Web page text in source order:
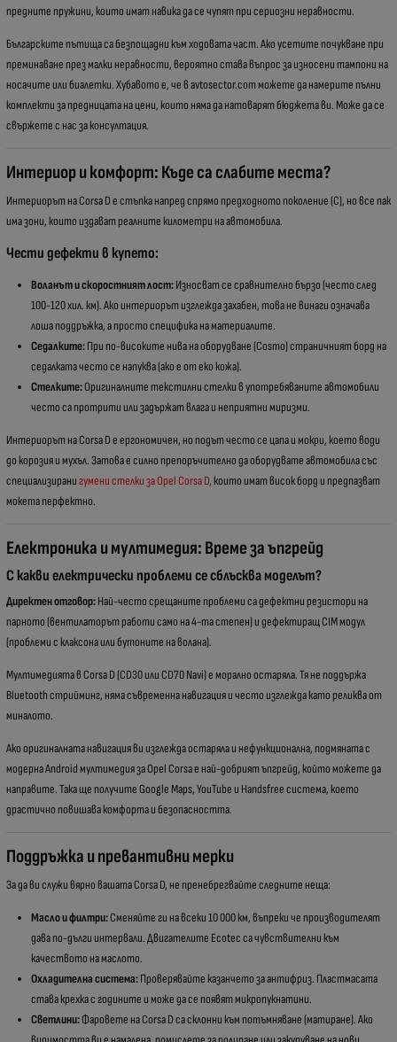
предните пружини, които имат навика да се чупят при сериозни неравности.
Българските пътища са безпощадни към ходовата част. Ако усетите почукване при
преминаване през малки неравности, вероятно става въпрос за износени тампони на
носачите или биалетки. Хубавото е, че в avtosector.com можете да намерите пълни
комплекти за предницата на цени, които няма да натоварят бюджета ви. Може да се
свържете с нас за консултация.
Интериор и комфорт: Къде са слабите места?
Интериорът на Corsa D е стъпка напред спрямо предходното поколение (C), но все пак
има зони, които издават реалните километри на автомобила.
Чести дефекти в купето:
Воланът и скоростният лост:Износват се сравнително бързо (често след
100-120 хил. км). Ако интериорът изглежда захабен, това не винаги означава
лоша поддръжка, а просто специфика на материалите.
Седалките:При по-високите нива на оборудване (Cosmo) страничният борд на
седалката често се напуква (ако е от еко кожа).
Стелките:Оригиналните текстилни стелки в употребяваните автомобили
често са протрити или задържат влага и неприятни миризми.
Интериорът на Corsa D е ергономичен, но подът често се цапа и мокри, което води
до корозия и мухъл. Затова е силно препоръчително да оборудвате автомобила със
специализиранигумени стелки за Opel Corsa D,които имат висок борд и предпазват
мокета перфектно.
Електроника и мултимедия: Време за ъпгрейд
С какви електрически проблеми се сблъсква моделът?
Директен отговор:Най-често срещаните проблеми са дефектни резистори на
парното (вентилаторът работи само на 4-та степен) и дефектиращ CIM модул
(проблеми с клаксона или бутоните на волана).
Мултимедията в Corsa D (CD30 или CD70 Navi) е морално остаряла. Тя не поддържа
Bluetooth стрийминг, няма съвременна навигация и често изглежда като реликва от
миналото.
Ако оригиналната навигация ви изглежда остаряла и нефункционална, подмяната с
модерна Android мултимедия за Opel Corsa е най-добрият ъпгрейд, който можете да
направите. Така ще получите Google Maps, YouTube и Handsfree система, което
драстично повишава комфорта и безопасността.
Поддръжка и превантивни мерки
За да ви служи вярно вашата Corsa D, не пренебрегвайте следните неща:
Масло и филтри:Сменяйте ги на всеки 10 000 км, въпреки че производителят
дава по-дълги интервали. Двигателите Ecotec са чувствителни към
качеството на маслото.
Охладителна система:Проверявайте казанчето за антифриз. Пластмасата
става крехка с годините и може да се появят микропукнатини.
Светлини:Фаровете на Corsa D са склонни към потъмняване (матиране). Ако